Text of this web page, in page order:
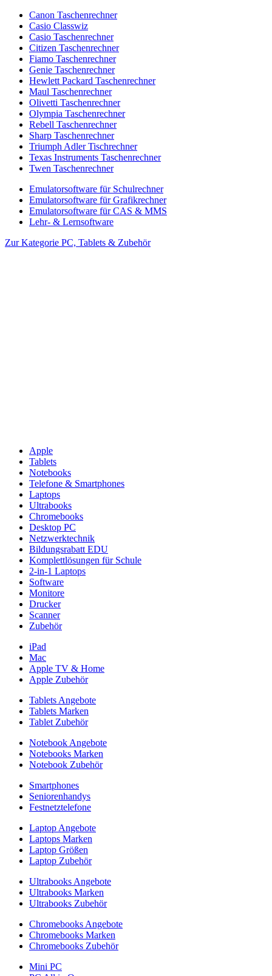
Canon Taschenrechner
Casio Classwiz
Casio Taschenrechner
Citizen Taschenrechner
Fiamo Taschenrechner
Genie Taschenrechner
Hewlett Packard Taschenrechner
Maul Taschenrechner
Olivetti Taschenrechner
Olympia Taschenrechner
Rebell Taschenrechner
Sharp Taschenrechner
Triumph Adler Tischrechner
Texas Instruments Taschenrechner
Twen Taschenrechner
Emulatorsoftware für Schulrechner
Emulatorsoftware für Grafikrechner
Emulatorsoftware für CAS & MMS
Lehr- & Lernsoftware
Zur Kategorie PC, Tablets & Zubehör
Apple
Tablets
Notebooks
Telefone & Smartphones
Laptops
Ultrabooks
Chromebooks
Desktop PC
Netzwerktechnik
Bildungsrabatt EDU
Komplettlösungen für Schule
2-in-1 Laptops
Software
Monitore
Drucker
Scanner
Zubehör
iPad
Mac
Apple TV & Home
Apple Zubehör
Tablets Angebote
Tablets Marken
Tablet Zubehör
Notebook Angebote
Notebooks Marken
Notebook Zubehör
Smartphones
Seniorenhandys
Festnetztelefone
Laptop Angebote
Laptops Marken
Laptop Größen
Laptop Zubehör
Ultrabooks Angebote
Ultrabooks Marken
Ultrabooks Zubehör
Chromebooks Angebote
Chromebooks Marken
Chromebooks Zubehör
Mini PC